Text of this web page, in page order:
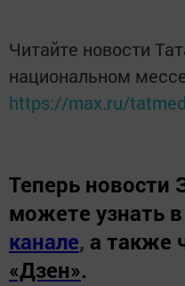
Читайте новости
национальном
https://max.ru/
Теперь новости
можете узнать
канале, а также
«Дзен».